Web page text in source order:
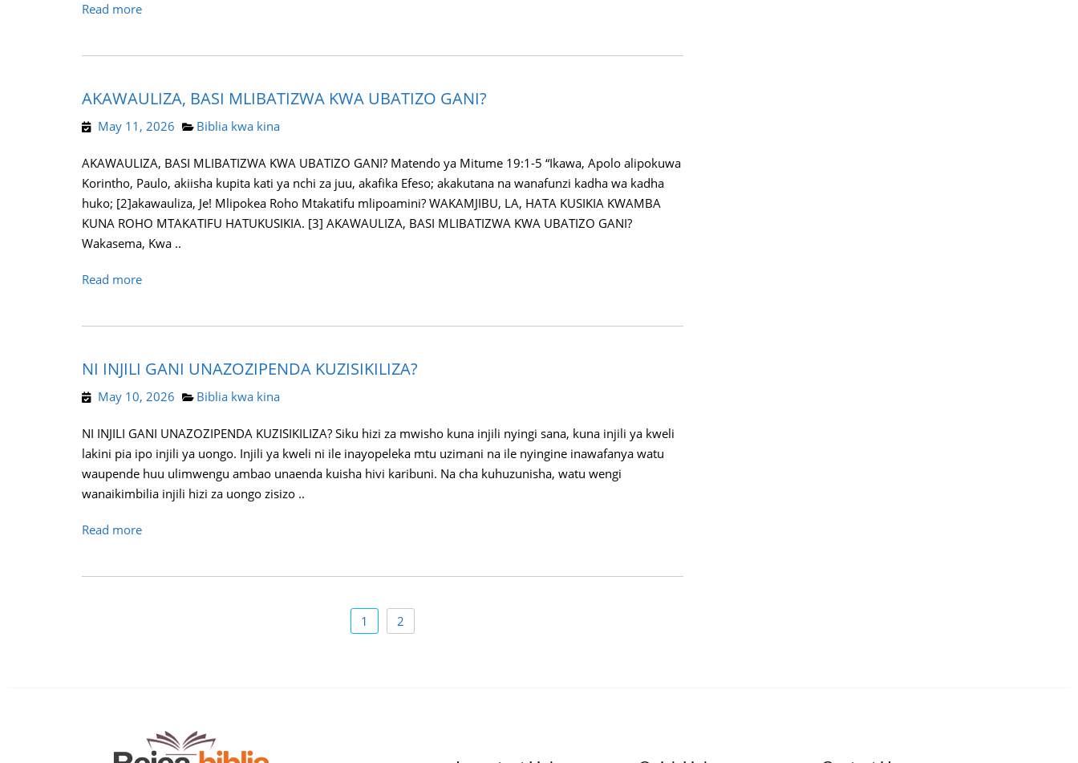
Read more
AKAWAULIZA, BASI MLIBATIZWA KWA UBATIZO GANI?
May 11, 2026 Biblia kwa kina
AKAWAULIZA, BASI MLIBATIZWA KWA UBATIZO GANI? Matendo ya Mitume 19:1-5 “Ikawa, Apolo alipokuwa
Korintho, Paulo, akiisha kupita kati ya nchi za juu, akafika Efeso; akakutana na wanafunzi kadha wa kadha
huko; [2]akawauliza, Je! Mlipokea Roho Mtakatifu mlipoamini? WAKAMJIBU, LA, HATA KUSIKIA KWAMBA
KUNA ROHO MTAKATIFU HATUKUSIKIA. [3] AKAWAULIZA, BASI MLIBATIZWA KWA UBATIZO GANI?
Wakasema, Kwa ..
Read more
NI INJILI GANI UNAZOZIPENDA KUZISIKILIZA?
May 10, 2026 Biblia kwa kina
NI INJILI GANI UNAZOZIPENDA KUZISIKILIZA? Siku hizi za mwisho kuna injili nyingi sana, kuna injili ya kweli
lakini pia ipo injili ya uongo. Injili ya kweli ni ile inayopeleka mtu uzimani na ile nyingine inawafanya watu
waupende huu ulimwengu ambao unaenda kuisha hivi karibuni. Na cha kuhuzunisha, watu wengi
wanaikimbilia injili hizi za uongo zisizo ..
Read more
1 2